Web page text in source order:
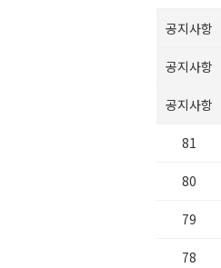
공지사항
공지사항
공지사항
81
80
79
78